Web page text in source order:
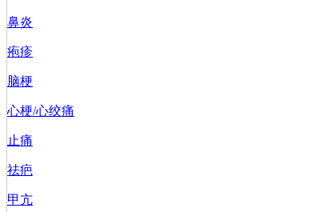
鼻炎
疱疹
脑梗
心梗/心绞痛
止痛
祛疤
甲亢